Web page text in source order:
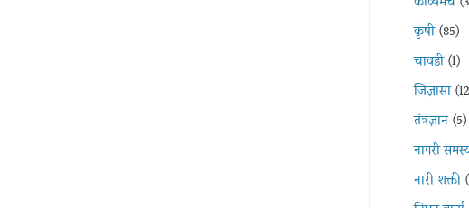
कृषी(85)
चावडी(1)
जिज्ञासा
तंत्रज्ञान(5)
नागरी
नारी शक्ती